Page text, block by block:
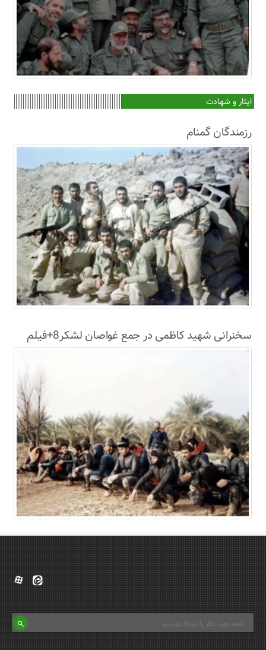
ایثار و شهادت
رزمندگان گمنام
سخنرانی شهید کاظمی در جمع غواصان لشکر8+فیلم